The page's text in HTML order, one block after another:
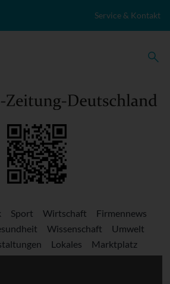
Service & Kontakt
Sport Wirtschaft
Firmennews
Wissenschaft
Umwelt
Lokales
Marktplatz
Stellenangebote